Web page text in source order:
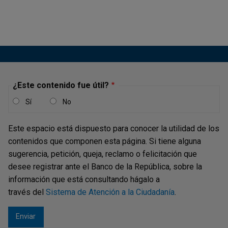
Informe de Política Monetaria - Junio
Publicación |MIÉRCOLES, 14 DE AGOSTO DE 2013
Durante el primer semestre de 2013 el comportamiento
de la demanda externa fue algo más débil de lo previsto.
En los Estados Unidos, nuestro principal socio comercial,
el mayor gasto privado está siendo parcialmente
contrarrestado por la consolidación fiscal, lo cual ha
¿Este contenido fue útil?
Sí No
Este espacio está dispuesto para conocer la utilidad de los
contenidos que componen esta página. Si tiene alguna
sugerencia, petición, queja, reclamo o felicitación que
desee registrar ante el Banco de la República, sobre la
información que está consultando hágalo a
través del Sistema de Atención a la Ciudadanía.